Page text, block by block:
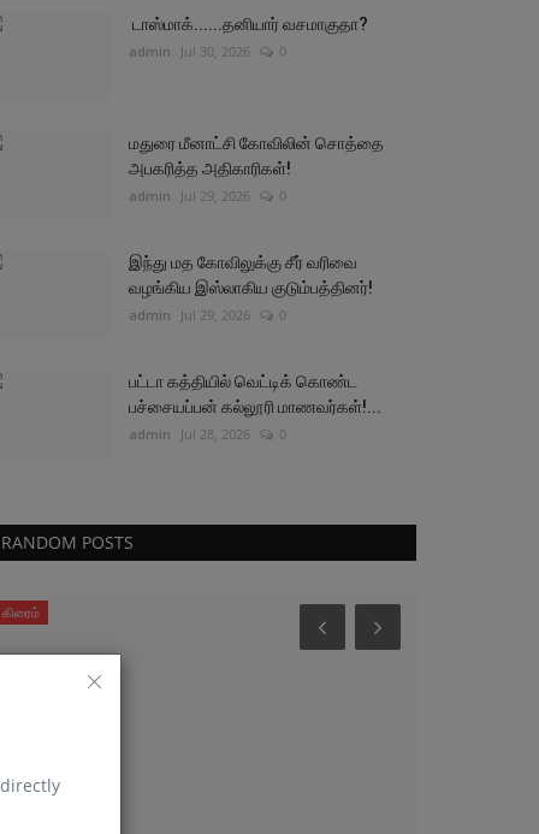
டாஸ்மாக்......தனியார் வசமாகுதா?
admin Jul 30, 2026 0
மதுரை மீனாட்சி கோவிலின் சொத்தை
அபகரித்த அதிகாரிகள்!
admin Jul 29, 2026 0
இந்து மத கோவிலுக்கு சீர் வரிவை
வழங்கிய இஸ்லாகிய குடும்பத்தினர்!
admin Jul 29, 2026 0
பட்டா கத்தியில் வெட்டிக் கொண்ட
பச்சையப்பன் கல்லூரி மாணவர்கள்!...
admin Jul 28, 2026 0
RANDOM POSTS
அரசியல்